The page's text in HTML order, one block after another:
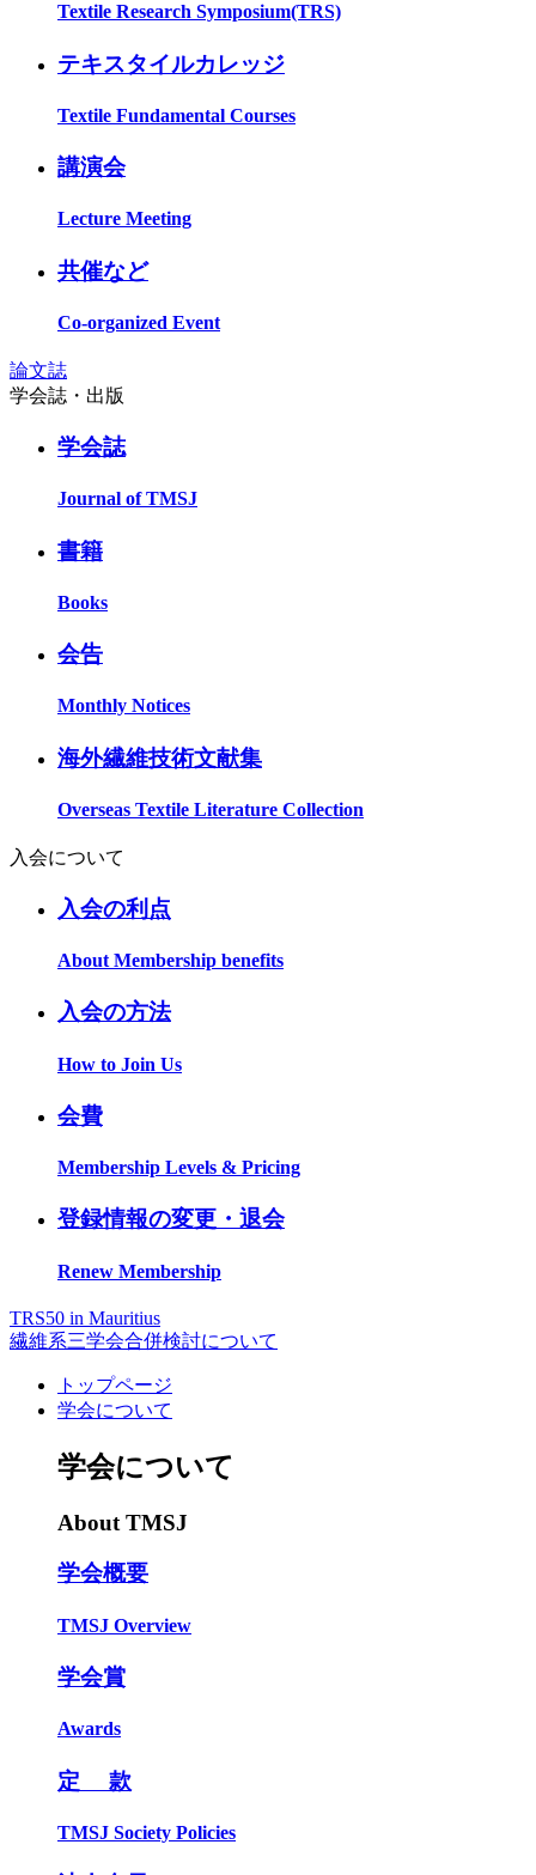
Textile Research Symposium(TRS)
テキスタイルカレッジ
Textile Fundamental Courses
講演会
Lecture Meeting
共催など
Co-organized Event
論文誌
学会誌・出版
学会誌
Journal of TMSJ
書籍
Books
会告
Monthly Notices
海外繊維技術文献集
Overseas Textile Literature Collection
入会について
入会の利点
About Membership benefits
入会の方法
How to Join Us
会費
Membership Levels & Pricing
登録情報の変更・退会
Renew Membership
TRS50 in Mauritius
繊維系三学会合併検討について
トップページ
学会について
学会について
About TMSJ
学会概要
TMSJ Overview
学会賞
Awards
定 款
TMSJ Society Policies